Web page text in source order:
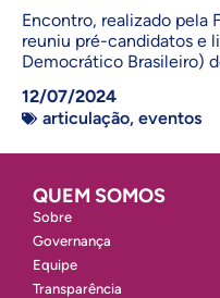
Encontro, realizado pela
reuniu pré-candidatos e
Democrático Brasileiro)
12/07/2024
articulação, eventos
QUEM SOMOS
Sobre
Governança
Equipe
Transparência